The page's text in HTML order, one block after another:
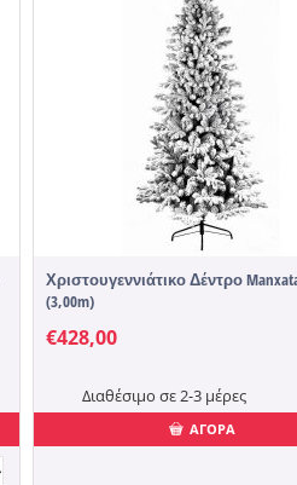
Χριστουγεννιάτικο Δέντρο
(3,00m)
€428,00
Διαθέσιμο σε 2-3 μέρες
ΑΓΟΡΑ